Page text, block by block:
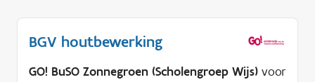
BGV houtbewerking
GO! BuSO Zonnegroen (Scholengroep Wijs) voor